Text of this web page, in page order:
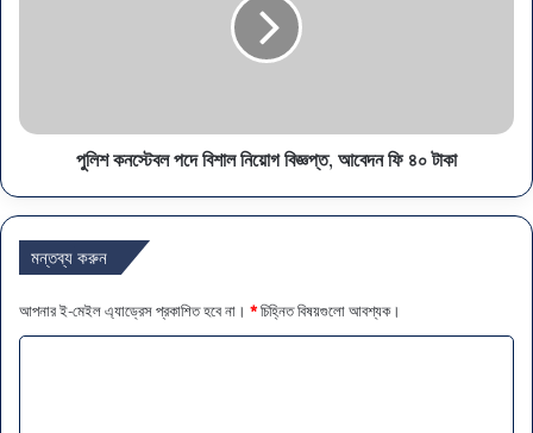
পুলিশ কনস্টেবল পদে বিশাল নিয়োগ বিজ্ঞপ্ত, আবেদন ফি ৪০ টাকা
মন্তব্য করুন
আপনার ই-মেইল এ্যাড্রেস প্রকাশিত হবে না। *চিহ্নিত বিষয়গুলো আবশ্যক।